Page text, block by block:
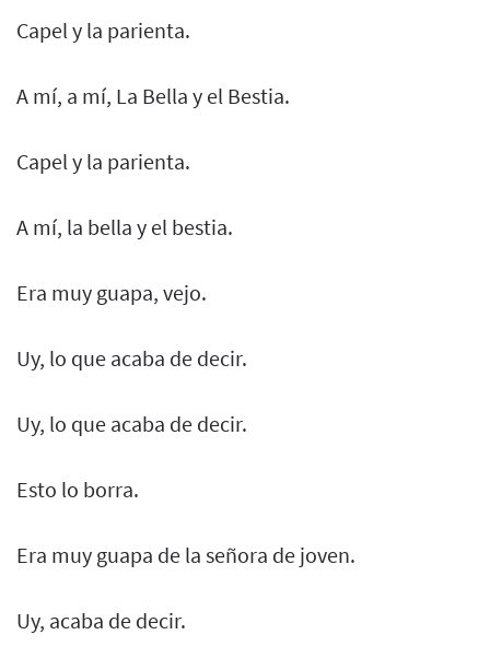
Capel y la parienta.
A mí, a mí, La Bella y el Bestia.
Capel y la parienta.
A mí, la bella y el bestia.
Era muy guapa, vejo.
Uy, lo que acaba de decir.
Uy, lo que acaba de decir.
Esto lo borra.
Era muy guapa de la señora de joven.
Uy, acaba de decir.